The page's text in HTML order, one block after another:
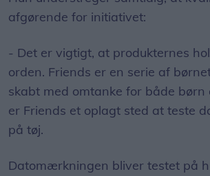
afgørende for initiativet:
- Det er vigtigt, at produkternes
orden. Friends er en serie af
skabt med omtanke for både børn
er Friends et oplagt sted at teste
på tøj.
Datomærkningen bliver testet på